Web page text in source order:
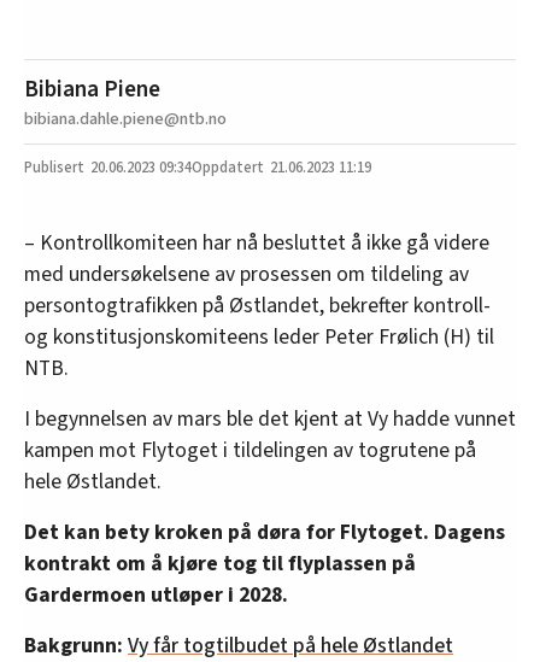
Bibiana Piene
bibiana.dahle.piene@ntb.no
20.06.2023 09:34 21.06.2023 11:19
– Kontrollkomiteen har nå besluttet å ikke gå videre
med undersøkelsene av prosessen om tildeling av
persontogtrafikken på Østlandet, bekrefter kontroll-
og konstitusjonskomiteens leder Peter Frølich (H) til
NTB.
I begynnelsen av mars ble det kjent at Vy hadde vunnet
kampen mot Flytoget i tildelingen av togrutene på
hele Østlandet.
Det kan bety kroken på døra for Flytoget. Dagens
kontrakt om å kjøre tog til flyplassen på
Gardermoen utløper i 2028.
Bakgrunn: Vy får togtilbudet på hele Østlandet